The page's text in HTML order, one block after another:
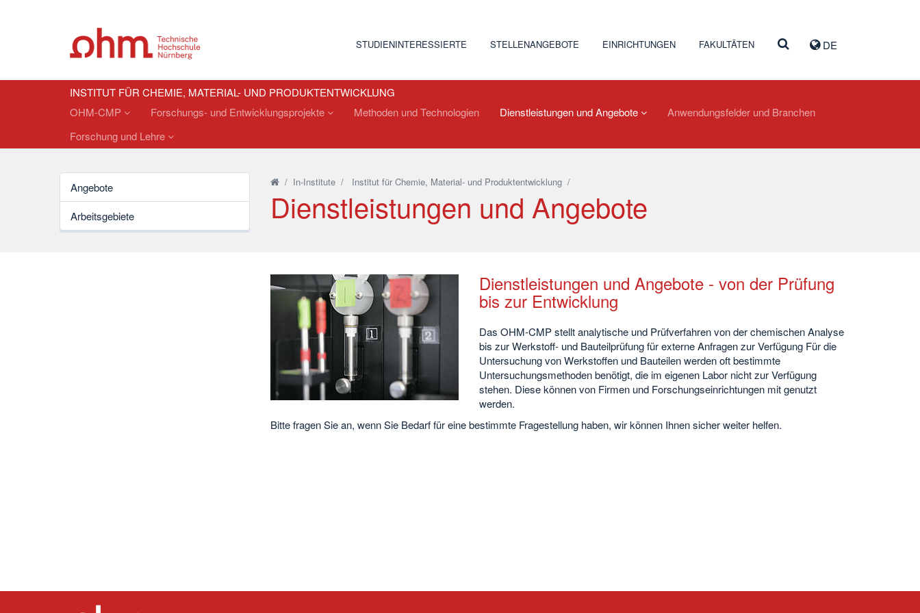
DE
STUDIENINTERESSIERTE STELLENANGEBOTE EINRICHTUNGEN FAKULTÄTEN
INSTITUT FÜR CHEMIE, MATERIAL- UND PRODUKTENTWICKLUNG
OHM-CMP
Forschungs- und Entwicklungsprojekte Methoden und Technologien Dienstleistungen und Angebote
Anwendungsfelder und Branchen
Forschung und Lehre
Angebote
Arbeitsgebiete
/ In-Institute/ Institut für Chemie, Material- und Produktentwicklung/
Dienstleistungen und Angebote
Dienstleistungen und Angebote - von der Prüfung
bis zur Entwicklung
Das OHM-CMP stellt analytische und Prüfverfahren von der chemischen Analyse
bis zur Werkstoff- und Bauteilprüfung für externe Anfragen zur Verfügung Für die
Untersuchung von Werkstoffen und Bauteilen werden oft bestimmte
Untersuchungsmethoden benötigt, die im eigenen Labor nicht zur Verfügung
stehen. Diese können von Firmen und Forschungseinrichtungen mit genutzt
werden.
Bitte fragen Sie an, wenn Sie Bedarf für eine bestimmte Fragestellung haben, wir können Ihnen sicher weiter helfen.